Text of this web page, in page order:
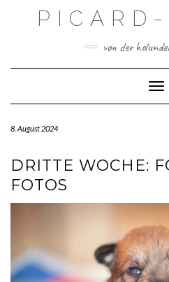
von der
8. August 2024
DRITTE WOCHE:
FOTOS